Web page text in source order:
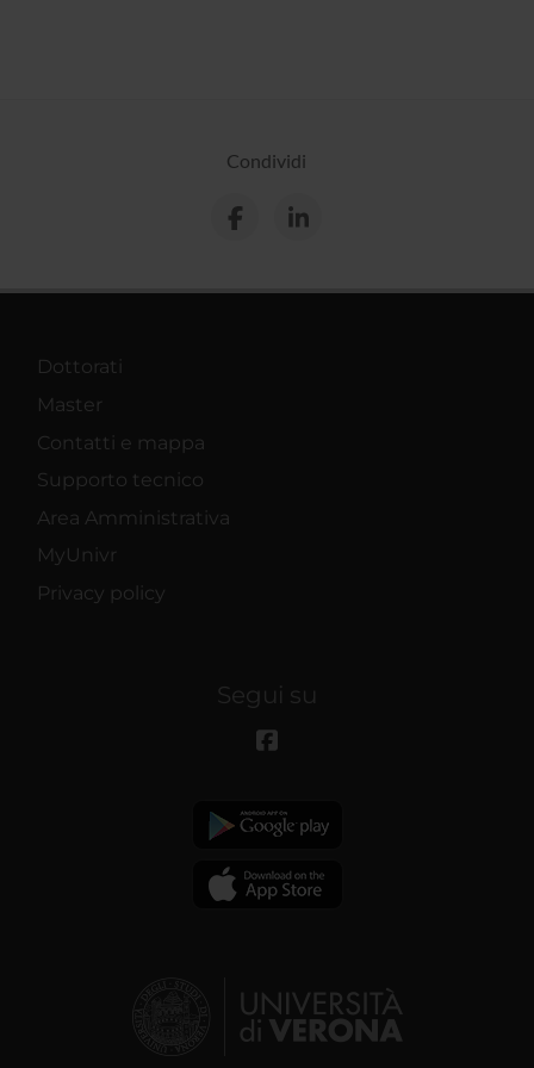
Condividi
Dottorati
Master
Contatti e mappa
Supporto tecnico
Area Amministrativa
MyUnivr
Privacy policy
Segui su